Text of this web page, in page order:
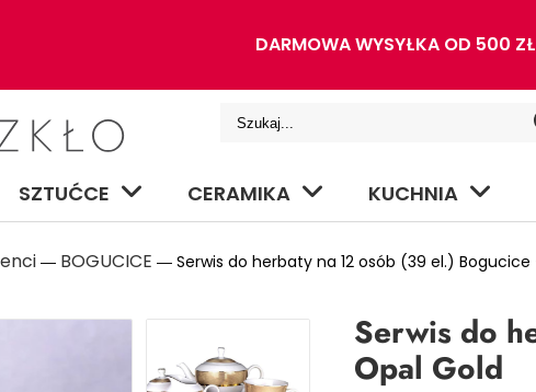
DARMOWA WYSYŁKA OD 500 ZŁ
SZTUĆCE CERAMIKA KUCHNIA
― BOGUCICE ― Serwis do herbaty na 12 osób (39 el.) Bogucice
Serwis do
Opal Gold